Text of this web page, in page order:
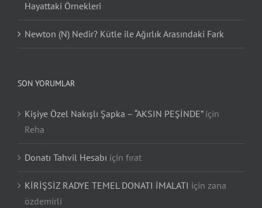
Hayattaki Örnekleri
Newton (N) Nedir? Kütle ile Ağırlık Arasındaki Fark
SON YORUMLAR
Kişiye Özel Nakışlı Şapka – “AKSIN PEŞİNDE”için
Reha
Donatı Tahvil Hesabı için fırat
KİRİŞSİZ RADYE TEMEL DONATI İMALATI için zana
özdemirli